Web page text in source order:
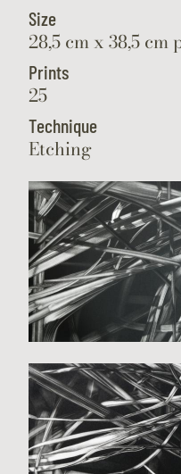
Size
28,5 cm x 38,5
Prints
25
Technique
Etching